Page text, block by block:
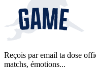
Reçois par email ta dose
matchs, émotions...